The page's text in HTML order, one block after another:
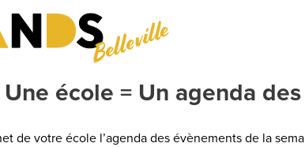
Belleville
= Un agenda des
école l’agenda des évènements de la semaine